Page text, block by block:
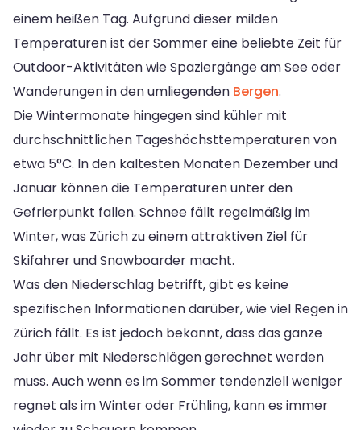
einem heißen Tag. Aufgrund dieser milden
Temperaturen ist der Sommer eine beliebte Zeit für
Outdoor-Aktivitäten wie Spaziergänge am See oder
Wanderungen in den umliegenden Bergen.
Die Wintermonate hingegen sind kühler mit
durchschnittlichen Tageshöchsttemperaturen von
etwa 5°C. In den kaltesten Monaten Dezember und
Januar können die Temperaturen unter den
Gefrierpunkt fallen. Schnee fällt regelmäßig im
Winter, was Zürich zu einem attraktiven Ziel für
Skifahrer und Snowboarder macht.
Was den Niederschlag betrifft, gibt es keine
spezifischen Informationen darüber, wie viel Regen in
Zürich fällt. Es ist jedoch bekannt, dass das ganze
Jahr über mit Niederschlägen gerechnet werden
muss. Auch wenn es im Sommer tendenziell weniger
regnet als im Winter oder Frühling, kann es immer